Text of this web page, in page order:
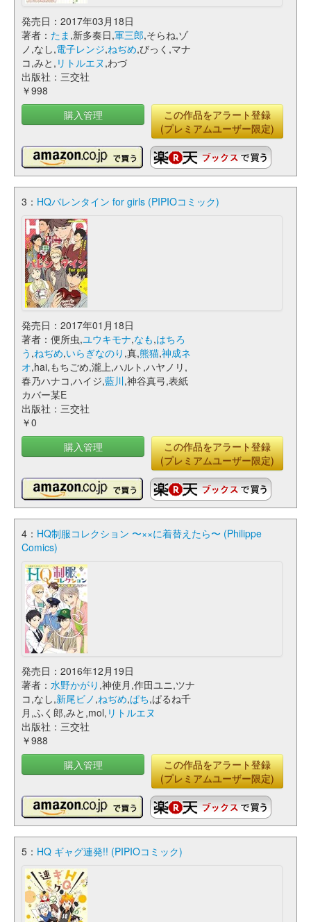
発売日：2017年03月18日
著者： たま ,新多奏日,軍三郎,そらね,ゾ
ノ,なし,電子レンジ,ねぢめ,びっく,マナ
コ,みと, リトルエヌ ,わづ
出版社：三交社
￥998
購入管理
この作品をアラート登録
(プレミアムユーザー限定)
3： HQバレンタイン for girls (PIPIOコミック)
発売日：2017年01月18日
著者：便所虫,ユウキモナ,なも,はちろ
う ,ねぢめ,いらぎなのり ,真,熊猫,神成ネ
オ,hai,もちごめ,瀧上,ハルト,ハヤノリ,
春乃ハナコ,ハイジ,藍川,神谷真弓,表紙
カバー某E
出版社：三交社
￥0
購入管理
この作品をアラート登録
(プレミアムユーザー限定)
4： HQ制服コレクション 〜××に着替えたら〜 (Philippe
Comics)
発売日：2016年12月19日
著者： 水野かがり ,神使月,作田ユニ,ツナ
コ,なし,新尾ビノ ,ねぢめ,ぱち,ぱるね千
月,ふく郎,みと,mol, リトルエヌ
出版社：三交社
￥988
購入管理
この作品をアラート登録
(プレミアムユーザー限定)
5： HQ ギャグ連発!! (PIPIOコミック)